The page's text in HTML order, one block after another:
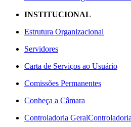
INSTITUCIONAL
Estrutura Organizacional
Servidores
Carta de Serviços ao Usuário
Comissões Permanentes
Conheça a Câmara
Controladoria Geral